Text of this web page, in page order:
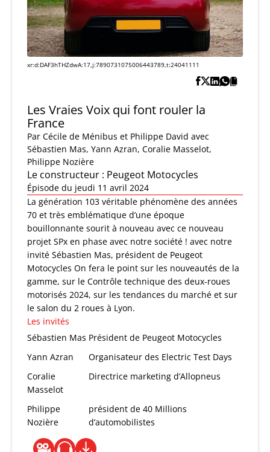
xr:d:DAF3hTHZdwA:17,j:7890731075006443789,t:24041111
Les Vraies Voix qui font rouler la
France
Par Cécile de Ménibus et Philippe David avec
Sébastien Mas, Yann Azran, Coralie Masselot,
Philippe Nozière
Le constructeur : Peugeot Motocycles
Épisode du jeudi 11 avril 2024
La génération 103 véritable phénomène des années
70 et très emblématique d’une époque
bouillonnante sourit à nouveau avec ce nouveau
projet SPx en phase avec notre société ! avec notre
invité Sébastien Mas, président de Peugeot
Motocycles On fera le point sur les nouveautés de la
gamme, sur le Contrôle technique des deux-roues
motorisés 2024, sur les tendances du marché et sur
le salon du 2 roues à Lyon.
Les invités
Sébastien Mas Président de Peugeot Motocycles
Yann Azran
Organisateur des Electric Test Days
Coralie
Masselot
Directrice marketing d’Allopneus
Philippe
Nozière
président de 40 Millions
d’automobilistes